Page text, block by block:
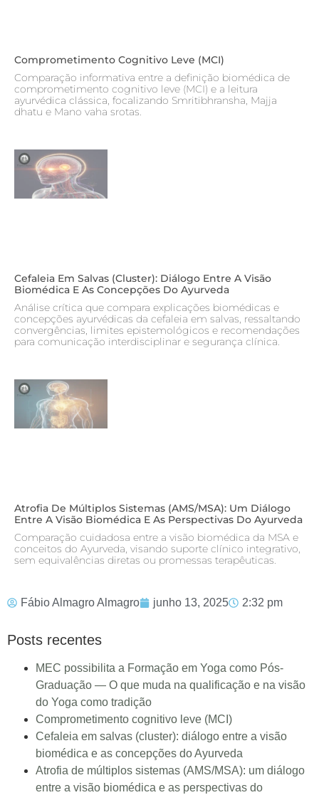
Comprometimento Cognitivo Leve (MCI)
Comparação informativa entre a definição biomédica de
comprometimento cognitivo leve (MCI) e a leitura
ayurvédica clássica, focalizando Smritibhransha, Majja
dhatu e Mano vaha srotas.
Cefaleia Em Salvas (cluster): Diálogo Entre A Visão
Biomédica E As Concepções Do Ayurveda
Análise crítica que compara explicações biomédicas e
concepções ayurvédicas da cefaleia em salvas, ressaltando
convergências, limites epistemológicos e recomendações
para comunicação interdisciplinar e segurança clínica.
Atrofia De Múltiplos Sistemas (AMS/MSA): Um Diálogo
Entre A Visão Biomédica E As Perspectivas Do Ayurveda
Comparação cuidadosa entre a visão biomédica da MSA e
conceitos do Ayurveda, visando suporte clínico integrativo,
sem equivalências diretas ou promessas terapêuticas.
Fábio Almagro Almagro junho 13, 2025 2:32 pm
Posts recentes
MEC possibilita a Formação em Yoga como Pós-
Graduação — O que muda na qualificação e na visão
do Yoga como tradição
Comprometimento cognitivo leve (MCI)
Cefaleia em salvas (cluster): diálogo entre a visão
biomédica e as concepções do Ayurveda
Atrofia de múltiplos sistemas (AMS/MSA): um diálogo
entre a visão biomédica e as perspectivas do